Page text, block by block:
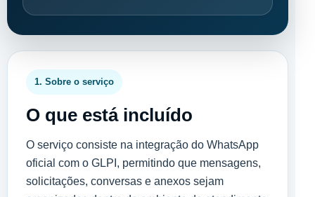
1. Sobre o serviço
O que está incluído
O serviço consiste na integração do WhatsApp
oficial com o GLPI, permitindo que mensagens,
solicitações, conversas e anexos sejam